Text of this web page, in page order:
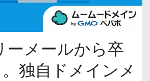
ーメールから卒
独自ドメインメ